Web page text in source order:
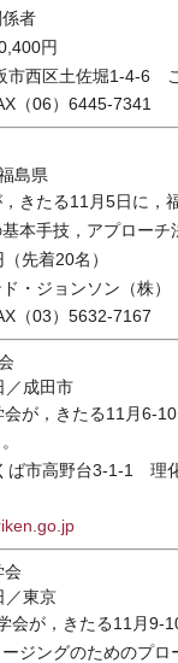
係者
円
西区土佐堀1-4-6
（06）6445-7341
島県
きたる11月5日に，
基本手技，アプロー
先着20名）
・ジョンソン（株
（03）5632-7167
成田市
が，きたる11月6-
市高野台3-1-1 理化
会
東京
が，きたる11月9-
ージングのためのプロ